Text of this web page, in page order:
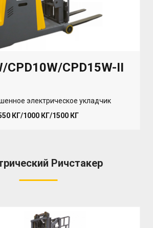
CPD10W/CPD15W-II
электрическое укладчик
КГ/1000 КГ/1500 КГ
Ричстакер